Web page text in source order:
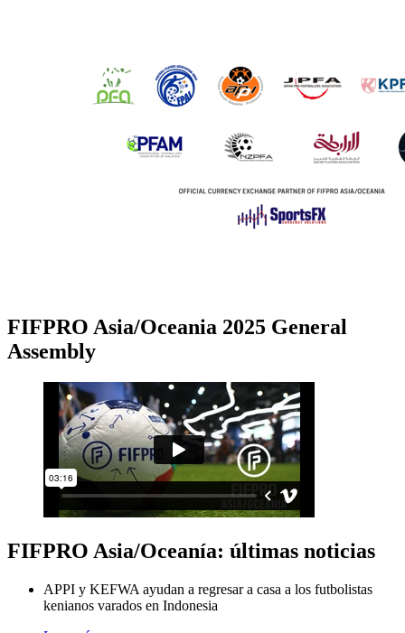
FIFPRO Asia/Oceania 2025 General
Assembly
FIFPRO Asia/Oceanía: últimas noticias
APPI y KEFWA ayudan a regresar a casa a los futbolistas
kenianos varados en Indonesia